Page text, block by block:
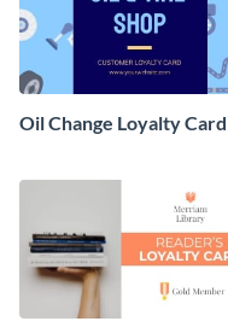
Oil Change Loyalty Card